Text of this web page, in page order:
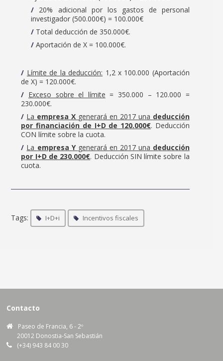
20% adicional por los gastos de personal
investigador (500.000€) = 100.000€
Total deducción de 350.000€.
Aportación de X = 100.000€.
Límite de la deducción: 1,2 x 100.000 (Aportación
de X) = 120.000€.
Exceso sobre el límite = 350.000 – 120.000 =
230.000€.
La empresa X generará en 2017 una deducción
por financiación de I+D de 120.000€. Deducción
CON límite sobre la cuota.
La empresa Y generará en 2017 una deducción
por I+D de 230.000€. Deducción SIN límite sobre la
cuota.
Tags: I+D+i Incentivos fiscales
Contacto
Paseo de Francia, 6 - 2º
20012 Donostia-San Sebastián
(+34) 943 84 00 30